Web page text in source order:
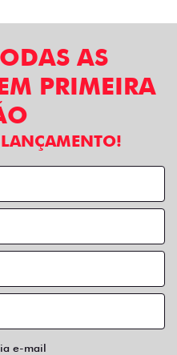
AS
PRIMEIRA
e-mail